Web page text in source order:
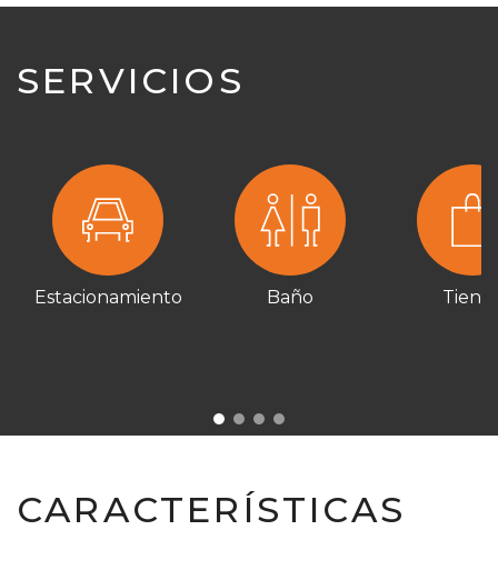
SERVICIOS
Estacionamiento Baño
CARACTERÍSTICAS